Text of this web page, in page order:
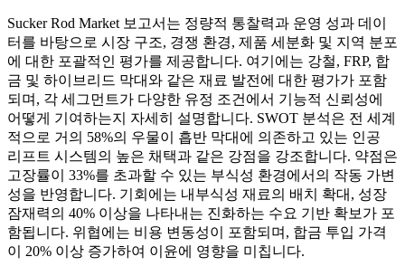
Sucker Rod Market 보고서는 정량적 통찰력과 운영 성과 데이
터를 바탕으로 시장 구조, 경쟁 환경, 제품 세분화 및 지역 분포
에 대한 포괄적인 평가를 제공합니다. 여기에는 강철, FRP, 합
금 및 하이브리드 막대와 같은 재료 발전에 대한 평가가 포함
되며, 각 세그먼트가 다양한 유정 조건에서 기능적 신뢰성에
어떻게 기여하는지 자세히 설명합니다. SWOT 분석은 전 세계
적으로 거의 58%의 우물이 흡반 막대에 의존하고 있는 인공
리프트 시스템의 높은 채택과 같은 강점을 강조합니다. 약점은
고장률이 33%를 초과할 수 있는 부식성 환경에서의 작동 가변
성을 반영합니다. 기회에는 내부식성 재료의 배치 확대, 성장
잠재력의 40% 이상을 나타내는 진화하는 수요 기반 확보가 포
함됩니다. 위협에는 비용 변동성이 포함되며, 합금 투입 가격
이 20% 이상 증가하여 이윤에 영향을 미칩니다.